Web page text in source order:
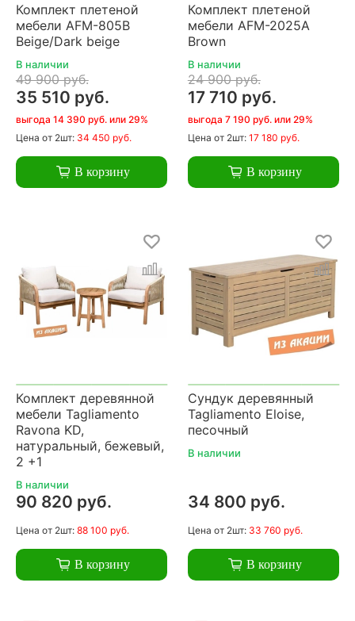
Комплект плетеной
мебели AFM-805B
Beige/Dark beige
В наличии
49 900 руб.
35 510 руб.
выгода 14 390 руб. или 29%
Цена от 2шт: 34 450 руб.
В корзину
Комплект плетеной
мебели AFM-2025A
Brown
В наличии
24 900 руб.
17 710 руб.
выгода 7 190 руб. или 29%
Цена от 2шт: 17 180 руб.
В корзину
Комплект деревянной
мебели Tagliamento
Ravona KD,
натуральный, бежевый,
2 +1
В наличии
90 820 руб.
Цена от 2шт: 88 100 руб.
В корзину
Сундук деревянный
Tagliamento Eloise,
песочный
В наличии
34 800 руб.
Цена от 2шт: 33 760 руб.
В корзину